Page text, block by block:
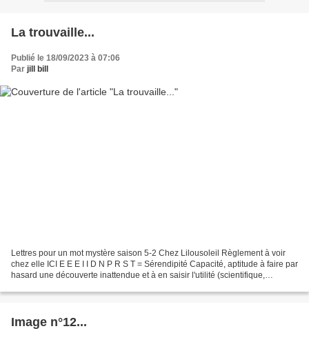
La trouvaille...
Publié le 18/09/2023 à 07:06
Par jill bill
Lettres pour un mot mystère saison 5-2 Chez Lilousoleil Règlement à voir
chez elle ICI E E E I I D N P R S T = Sérendipité Capacité, aptitude à faire par
hasard une découverte inattendue et à en saisir l'utilité (scientifique,
Image n°12...